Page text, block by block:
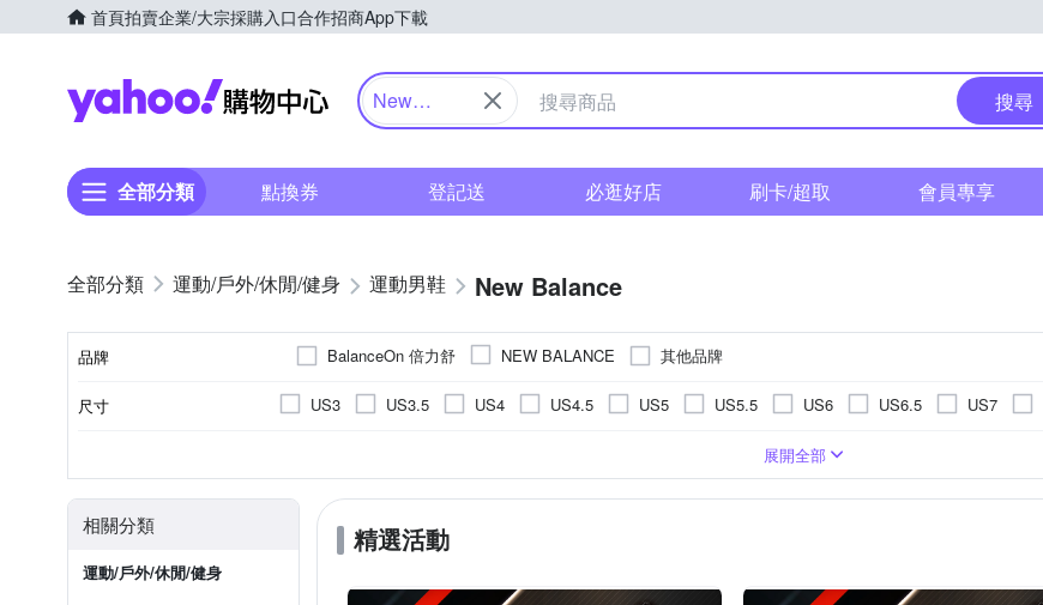
首頁拍賣企業/大宗採購入口合作招商App下載
Yahoo購物中心
New
搜尋
全部分類 點換券 登記送 必逛好店 刷卡/超取 會員專享
運動/戶外/休閒/健身 運動男鞋 New Balance
品牌 BalanceOn 倍力舒 NEW BALANCE 其他品牌
尺寸 US3 US3.5 US4 US4.5 US5 US5.5 US6 US6.5 US7
US12.5
EU36
EU37 EU38 EU39 EU40 EU41 EU42 EU43 EU44
UK4.5
UK5
水陸兩用鞋
14.5cm
24.5cm
25cm
展開全部
相關分類
運動/戶外/休閒/健身
精選活動